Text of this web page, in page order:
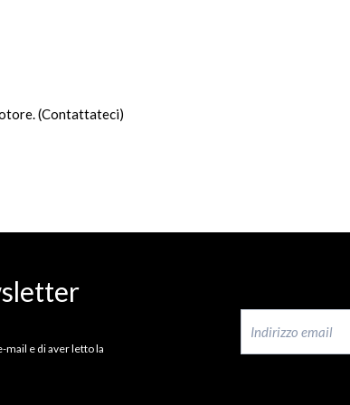
(Contattateci)
e di aver letto la